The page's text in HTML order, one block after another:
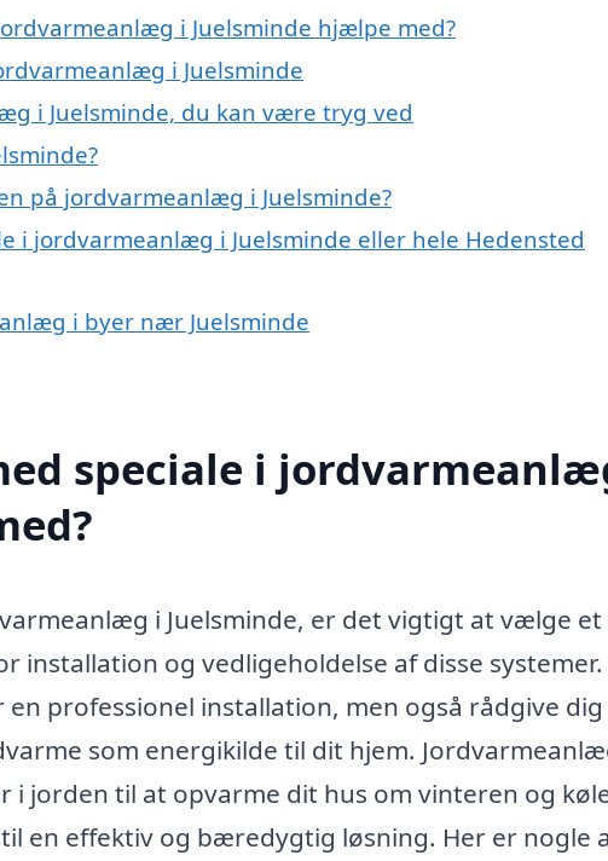
i Juelsminde hjælpe med?
i Juelsminde
i Juelsminde, du kan være tryg ved
på jordvarmeanlæg i Juelsminde?
i jordvarmeanlæg i Juelsminde eller hele Hedensted
i byer nær Juelsminde
speciale i
i Juelsminde, er det vigtigt at vælge
installation og vedligeholdelse af disse systemer.
professionel installation, men også rådgive
som energikilde til dit hjem.
jorden til at opvarme dit hus om vinteren og
en effektiv og bæredygtig løsning. Her er nogle